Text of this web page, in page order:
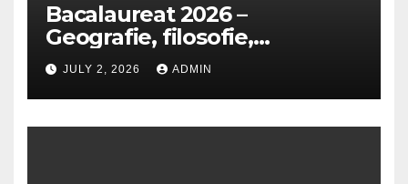
Bacalaureat 2026 –
Geografie, filosofie,
economie, logică, psihologie,
sociologie, fizică, chimie,
biologie, anatomie și
informatică
JULY 2, 2026 ADMIN